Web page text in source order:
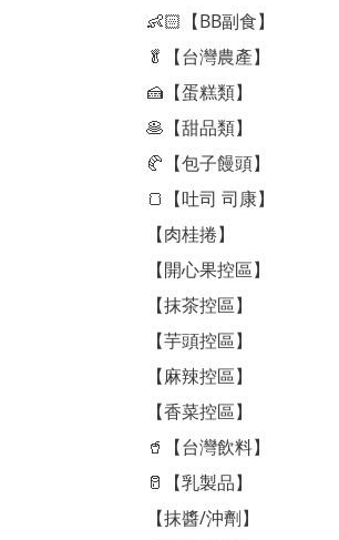
👶🏻【BB副食】
🥬【台灣農產】
🍰【蛋糕類】
🥞【甜品類】
🥐【包子饅頭】
🍞【吐司 司康】
【肉桂捲】
【開心果控區】
【抹茶控區】
【芋頭控區】
【麻辣控區】
【香菜控區】
🥤【台灣飲料】
🥛【乳製品】
【抹醬/沖劑】